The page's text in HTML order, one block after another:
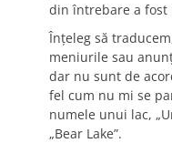
din întrebare a fost
Înţeleg să
meniurile sau
dar nu sunt de
fel cum nu mi se
numele unui lac,
„Bear Lake”.